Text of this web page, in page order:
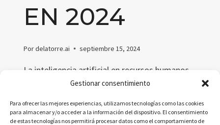
Gestionar consentimiento
Para ofrecer las mejores experiencias, utilizamos tecnologías como las cookies
para almacenar y/o acceder a la información del dispositivo. El consentimiento
de estas tecnologías nos permitirá procesar datos como el comportamiento de
EN 2024
Pordelatorre.ai septiembre 15, 2024
La inteligencia artificial en recursos humanos
está transformando la gestión del talento en
reclutamiento, automatiza procesos y mejora